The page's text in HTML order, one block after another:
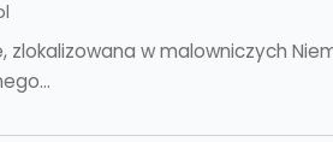
zlokalizowana w malowniczych